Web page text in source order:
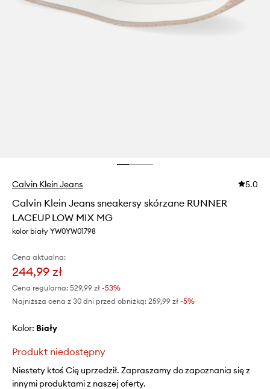
Calvin Klein Jeans 5.0
Calvin Klein Jeans sneakersy skórzane RUNNER
LACEUP LOW MIX MG
kolor biały YW0YW01798
Cena aktualna:
244,99 zł
Cena regularna: 529,99 zł -53%
Najniższa cena z 30 dni przed obniżką: 259,99 zł -5%
Kolor: biały
Produkt niedostępny
Niestety ktoś Cię uprzedził. Zapraszamy do zapoznania się z
innymi produktami z naszej oferty.